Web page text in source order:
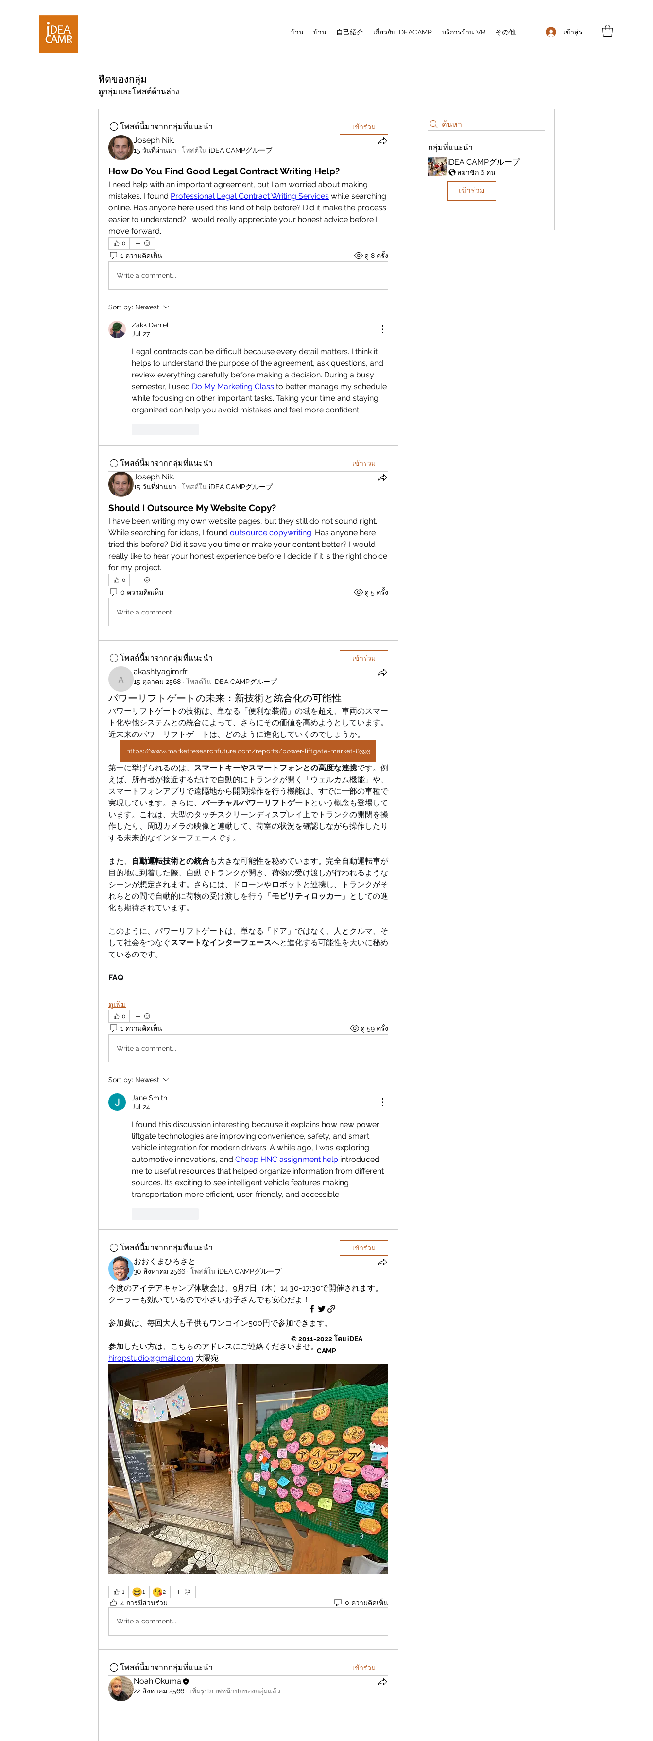
บ้าน บ้าน 自己紹介 เกี่ยวกับ iDEACAMP บริการร้าน VR その他 เข้าสู่ระบบ
ฟีดของกลุ่ม
ดูกลุ่มและโพสต์ด้านล่าง
ค้นหา
กลุ่มที่แนะนำ
iDEA CAMPグループ
สมาชิก 6 คน
เข้าร่วม
โพสต์นี้มาจากกลุ่มที่แนะนำ เข้าร่วม
Joseph Nik.
15 วันที่ผ่านมา · โพสต์ใน iDEA CAMPグループ
How Do You Find Good Legal Contract Writing Help?
I need help with an important agreement, but I am worried about making
mistakes. I found Professional Legal Contract Writing Services while searching
online. Has anyone here used this kind of help before? Did it make the process
easier to understand? I would really appreciate your honest advice before I
move forward.
0
1 ความคิดเห็น ดู 8 ครั้ง
Write a comment...
Sort by: Newest
Zakk Daniel
Jul 27
Legal contracts can be difficult because every detail matters. I think it
helps to understand the purpose of the agreement, ask questions, and
review everything carefully before making a decision. During a busy
semester, I used Do My Marketing Class to better manage my schedule
while focusing on other important tasks. Taking your time and staying
organized can help you avoid mistakes and feel more confident.
โพสต์นี้มาจากกลุ่มที่แนะนำ เข้าร่วม
Joseph Nik.
15 วันที่ผ่านมา · โพสต์ใน iDEA CAMPグループ
Should I Outsource My Website Copy?
I have been writing my own website pages, but they still do not sound right.
While searching for ideas, I found outsource copywriting. Has anyone here
tried this before? Did it save you time or make your content better? I would
really like to hear your honest experience before I decide if it is the right choice
for my project.
0
0 ความคิดเห็น ดู 5 ครั้ง
Write a comment...
โพสต์นี้มาจากกลุ่มที่แนะนำ เข้าร่วม
akashtyagimrfr
akashtyagimrfr
15 ตุลาคม 2568 · โพสต์ใน iDEA CAMPグループ
パワーリフトゲートの未来：新技術と統合化の可能性
パワーリフトゲートの技術は、単なる「便利な装備」の域を超え、車両のスマー
ト化や他システムとの統合によって、さらにその価値を高めようとしています。
近未来のパワーリフトゲートは、どのように進化していくのでしょうか。
https://www.marketresearchfuture.com/reports/power-liftgate-market-8393
第一に挙げられるのは、 スマートキーやスマートフォンとの高度な連携です。例
えば、所有者が接近するだけで自動的にトランクが開く「ウェルカム機能」や、
スマートフォンアプリで遠隔地から開閉操作を行う機能は、すでに一部の車種で
実現しています。さらに、バーチャルパワーリフトゲート という概念も登場して
います。これは、大型のタッチスクリーンディスプレイ上でトランクの開閉を操
作したり、周辺カメラの映像と連動して、荷室の状況を確認しながら操作したり
する未来的なインターフェースです。
また、 自動運転技術との統合も大きな可能性を秘めています。完全自動運転車が
目的地に到着した際、自動でトランクが開き、荷物の受け渡しが行われるような
シーンが想定されます。さらには、ドローンやロボットと連携し、トランクがそ
れらとの間で自動的に荷物の受け渡しを行う「モビリティロッカー 」としての進
化も期待されています。
このように、パワーリフトゲートは、単なる「ドア」ではなく、人とクルマ、そ
して社会をつなぐスマートなインターフェースへと進化する可能性を大いに秘め
ているのです。
FAQ
ดูเพิ่ม
0
1 ความคิดเห็น ดู 59 ครั้ง
Write a comment...
Sort by: Newest
Jane Smith
Jul 24
I found this discussion interesting because it explains how new power
liftgate technologies are improving convenience, safety, and smart
vehicle integration for modern drivers. A while ago, I was exploring
automotive innovations, and Cheap HNC assignment help introduced
me to useful resources that helped organize information from different
sources. It’s exciting to see intelligent vehicle features making
transportation more efficient, user-friendly, and accessible.
โพสต์นี้มาจากกลุ่มที่แนะนำ เข้าร่วม
おおくまひろさと
30 สิงหาคม 2566 · โพสต์ใน iDEA CAMPグループ
今度のアイデアキャンプ体験会は、9月7日（木）14:30-17:30で開催されます。
クーラーも効いているので小さいお子さんでも安心だよ！
参加費は、毎回大人も子供もワンコイン500円で参加できます。
参加したい方は、こちらのアドレスにご連絡くださいませ。
hiropstudio@gmail.com 大隈宛
1 😆1 😘2
4 การมีส่วนร่วม 0 ความคิดเห็น
Write a comment...
โพสต์นี้มาจากกลุ่มที่แนะนำ เข้าร่วม
Noah Okuma
22 สิงหาคม 2566 · เพิ่มรูปภาพหน้าปกของกลุ่มแล้ว
© 2011-2022 โดย iDEA
CAMP